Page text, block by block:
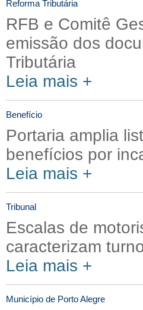
Reforma Tributária
RFB e Comitê
emissão dos
Tributária
Leia mais +
Benefício
Portaria amplia
benefícios por
Leia mais +
Tribunal
Escalas de
caracterizam
Leia mais +
Município de Porto Alegre